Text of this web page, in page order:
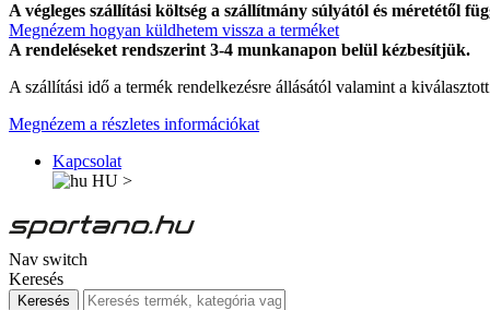
A végleges szállítási költség a szállítmány súlyától és méretétől
Megnézem hogyan küldhetem vissza a terméket
A rendeléseket rendszerint 3-4 munkanapon belül kézbesítjük.
A szállítási idő a termék rendelkezésre állásától valamint a
Megnézem a részletes információkat
Kapcsolat
HU >
Nav switch
Keresés
Keresés